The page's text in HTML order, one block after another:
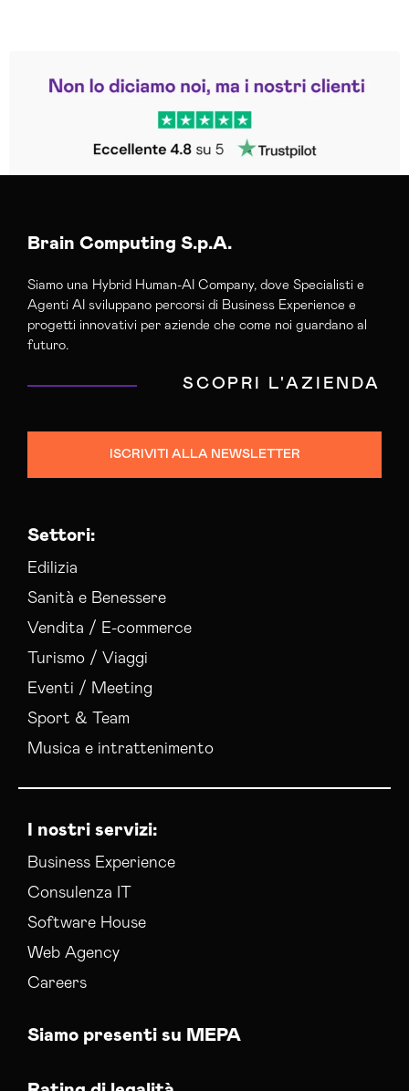
Trustpilot
Brain Computing S.p.A.
Siamo una Hybrid Human-AI Company, dove Specialisti e
Agenti AI sviluppano percorsi di Business Experience e
progetti innovativi per aziende che come noi guardano al
futuro.
SCOPRI L'AZIENDA
ISCRIVITI ALLA NEWSLETTER
Settori:
Edilizia
Sanità e Benessere
Vendita / E-commerce
Turismo / Viaggi
Eventi / Meeting
Sport & Team
Musica e intrattenimento
I nostri servizi:
Business Experience
Consulenza IT
Software House
Web Agency
Careers
Siamo presenti su MEPA